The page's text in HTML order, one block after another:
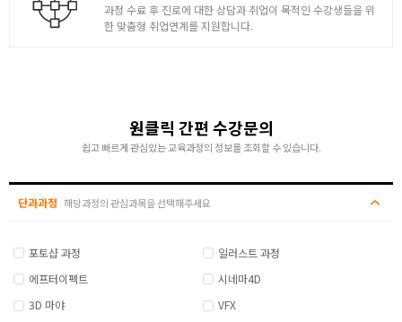
과정 수료 후 진로에 대한 상담과 취업이 목적인 수강생들을 위
한 맞춤형 취업연계를 지원합니다.
원클릭 간편 수강문의
쉽고 빠르게 관심있는 교육과정의 정보를 조회할 수 있습니다.
단과과정 해당과정의 관심과목을 선택해주세요
포토샵 과정
일러스트 과정
에프터이펙트
시네마4D
3D 마야
VFX